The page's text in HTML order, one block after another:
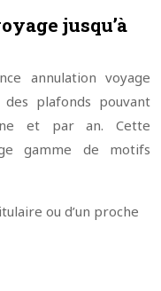
jusqu’à
annulation voyage
plafonds pouvant
et par an. Cette
gamme de motifs
ou d’un proche